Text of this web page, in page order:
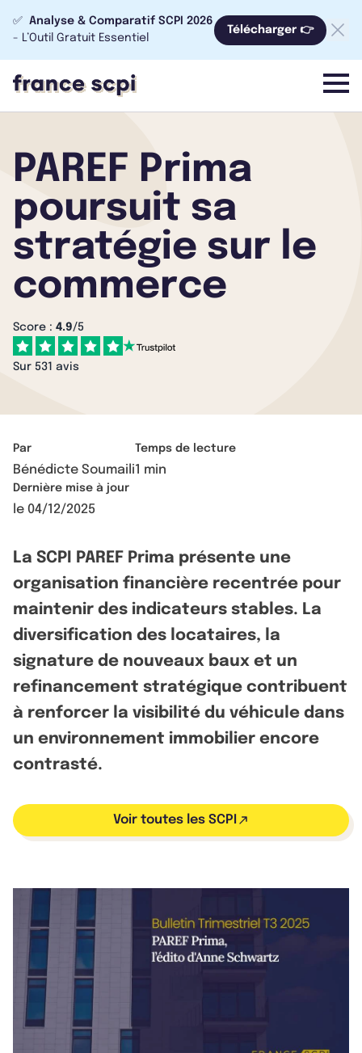
✅ Analyse & Comparatif SCPI 2026
- L’Outil Gratuit Essentiel
Télécharger 👉
menu
PAREF Prima
poursuit sa
stratégie sur le
commerce
Score : 4.9/5
Sur 531 avis
Par
Bénédicte Soumaili
Temps de lecture
1 min
Dernière mise à jour
le 04/12/2025
La SCPI PAREF Prima présente une
organisation financière recentrée pour
maintenir des indicateurs stables. La
diversification des locataires, la
signature de nouveaux baux et un
refinancement stratégique contribuent
à renforcer la visibilité du véhicule dans
un environnement immobilier encore
contrasté.
Voir toutes les SCPI